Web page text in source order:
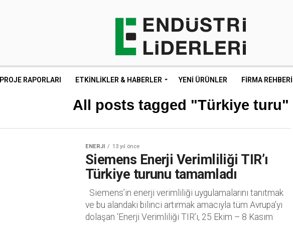
PROJE RAPORLARI ETKINLIKLER & HABERLER YENI ÜRÜNLER FIRMA REHBERI
All posts tagged "Türkiye turu"
ENERJI 13 yıl önce
Siemens Enerji Verimliliği TIR’ı
Türkiye turunu tamamladı
Siemens’in enerji verimliliği uygulamalarını tanıtmak
ve bu alandaki bilinci artırmak amacıyla tüm Avrupa’yı
dolaşan ‘Enerji Verimliliği TIR’ı, 25 Ekim – 8 Kasım